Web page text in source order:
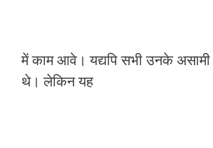
में काम आवे। यद्यपि सभी उनके
थे। लेकिन यह